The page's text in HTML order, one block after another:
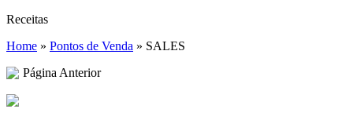
Receitas
Home » Pontos de Venda » SALES
Página Anterior